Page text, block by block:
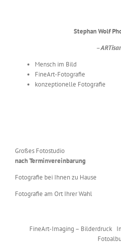
Stephan Wolf
–
Mensch im Bild
FineArt-Fotografie
konzeptionelle Fotografie
Großes Fotostudio
nach Terminvereinbarung
Fotografie bei Ihnen zu Hause
Fotografie am Ort Ihrer Wahl
FineArt-Imaging – Bilderdruck